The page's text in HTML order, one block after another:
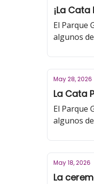
¡La
El Parque
algunos
May 28, 2026
La Cata
El Parque
algunos
May 18, 2026
La